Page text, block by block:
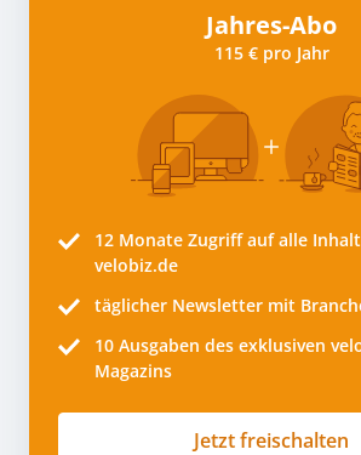
Jahres-Abo
115 € pro Jahr
12 Monate Zugriff auf alle
velobiz.de
täglicher Newsletter mit
10 Ausgaben des exklusiven
Magazins
Jetzt freischalten